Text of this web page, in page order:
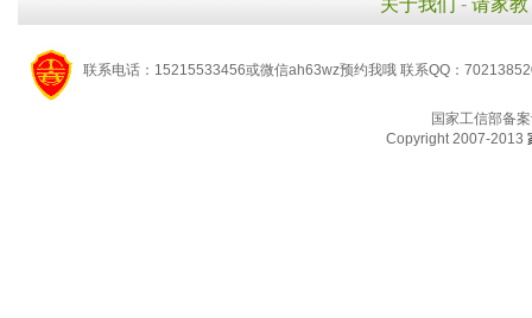
关于我们 - 请家教
联系电话：15215533456或微信ah63wz预约我哦 联系QQ：
国家工信部备
Copyright 2007-2013